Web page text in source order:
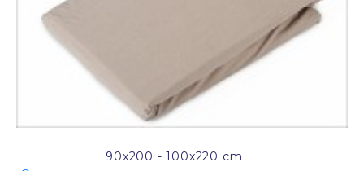
90x200 - 100x220 cm